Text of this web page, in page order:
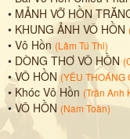
• MẢNH VỠ HỒN
• KHUNG ẢNH VÔ HỒN
• Vô Hồn (Lâm Tú Thi)
• DÒNG THƠ VÔ HỒN (
•VÔ HỒN (YÊU THOÁNG
• Khóc Vô Hồn (Trần Anh
•VÔ HỒN (Nam Toàn)